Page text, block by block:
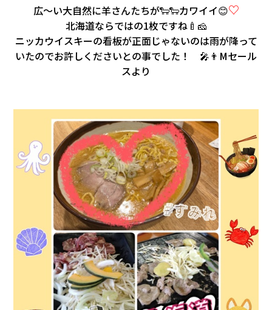
広～い大自然に羊さんたちが🐑🐑カワイイ😊♡
北海道ならではの1枚ですね🍼🧀
ニッカウイスキーの看板が正面じゃないのは雨が降って
いたのでお許しくださいとの事でした！ 🎤👨Mセール
スより